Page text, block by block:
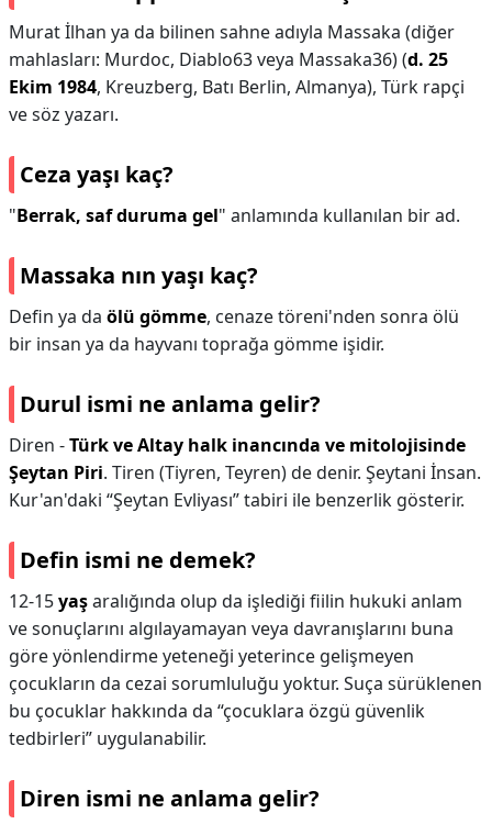
Murat İlhan ya da bilinen sahne adıyla Massaka (diğer
mahlasları: Murdoc, Diablo63 veya Massaka36) (d. 25
Ekim 1984, Kreuzberg, Batı Berlin, Almanya), Türk rapçi
ve söz yazarı.
Ceza yaşı kaç?
"Berrak, saf duruma gel" anlamında kullanılan bir ad.
Massaka nın yaşı kaç?
Defin ya da ölü gömme, cenaze töreni'nden sonra ölü
bir insan ya da hayvanı toprağa gömme işidir.
Durul ismi ne anlama gelir?
Diren -Türk ve Altay halk inancında ve mitolojisinde
Şeytan Piri. Tiren (Tiyren, Teyren) de denir. Şeytani İnsan.
Kur'an'daki “Şeytan Evliyası” tabiri ile benzerlik gösterir.
Defin ismi ne demek?
12-15yaşaralığında olup da işlediği fiilin hukuki anlam
ve sonuçlarını algılayamayan veya davranışlarını buna
göre yönlendirme yeteneği yeterince gelişmeyen
çocukların da cezai sorumluluğu yoktur. Suça sürüklenen
bu çocuklar hakkında da “çocuklara özgü güvenlik
tedbirleri” uygulanabilir.
Diren ismi ne anlama gelir?